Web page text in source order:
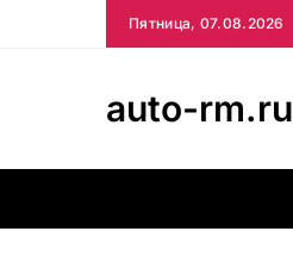
Пятница, 07.08.2026
auto-rm.ru